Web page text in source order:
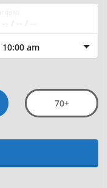
70+